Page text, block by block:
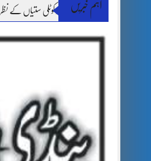
اہم خبریں
لینڈ سلائیڈنگ اور کوٹلی ستیاں کے نظر انداز متاثرین